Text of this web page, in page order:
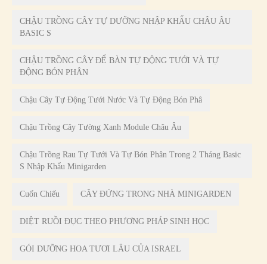
CHẬU TRỒNG CÂY TỰ DƯỠNG NHẬP KHẨU CHÂU ÂU
BASIC S
CHẬU TRỒNG CÂY ĐỂ BÀN TỰ ĐỘNG TƯỚI VÀ TỰ
ĐỘNG BÓN PHÂN
Chậu Cây Tự Động Tưới Nước Và Tự Động Bón Phâ
Chậu Trồng Cây Tường Xanh Module Châu Âu
Chậu Trồng Rau Tự Tưới Và Tự Bón Phân Trong 2 Tháng Basic
S Nhập Khẩu Minigarden
Cuốn Chiếu CÂY ĐỨNG TRONG NHÀ MINIGARDEN
DIỆT RUỒI ĐỤC THEO PHƯƠNG PHÁP SINH HỌC
GÓI DƯỠNG HOA TƯƠI LÂU CỦA ISRAEL